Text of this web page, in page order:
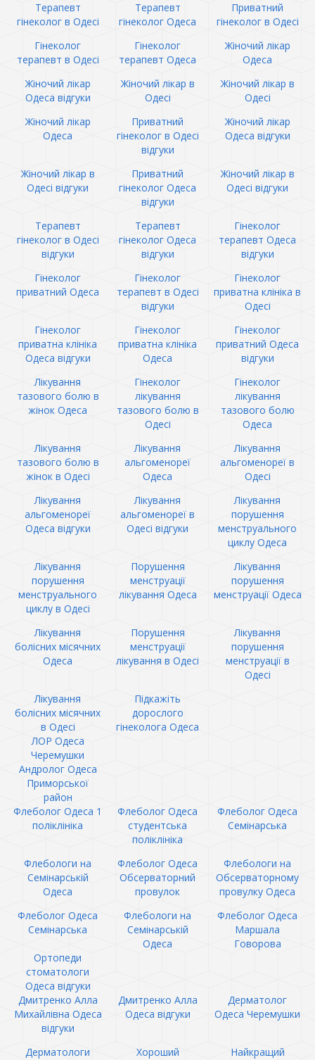
Терапевт
гінеколог в Одесі
Терапевт
гінеколог Одеса
Приватний
гінеколог в Одесі
Гінеколог
терапевт в Одесі
Гінеколог
терапевт Одеса
Жіночий лікар
Одеса
Жіночий лікар
Одеса відгуки
Жіночий лікар в
Одесі
Жіночий лікар в
Одесі
Жіночий лікар
Одеса
Приватний
гінеколог в Одесі
відгуки
Жіночий лікар
Одеса відгуки
Жіночий лікар в
Одесі відгуки
Приватний
гінеколог Одеса
відгуки
Жіночий лікар в
Одесі відгуки
Терапевт
гінеколог в Одесі
відгуки
Терапевт
гінеколог Одеса
відгуки
Гінеколог
терапевт Одеса
відгуки
Гінеколог
приватний Одеса
Гінеколог
терапевт в Одесі
відгуки
Гінеколог
приватна клініка в
Одесі
Гінеколог
приватна клініка
Одеса відгуки
Гінеколог
приватна клініка
Одеса
Гінеколог
приватний Одеса
відгуки
Лікування
тазового болю в
жінок Одеса
Гінеколог
лікування
тазового болю в
Одесі
Гінеколог
лікування
тазового болю
Одеса
Лікування
тазового болю в
жінок в Одесі
Лікування
альгоменореї
Одеса
Лікування
альгоменореї в
Одесі
Лікування
альгоменореї
Одеса відгуки
Лікування
альгоменореї в
Одесі відгуки
Лікування
порушення
менструального
циклу Одеса
Лікування
порушення
менструального
циклу в Одесі
Порушення
менструації
лікування Одеса
Лікування
порушення
менструації Одеса
Лікування
болісних місячних
Одеса
Порушення
менструації
лікування в Одесі
Лікування
порушення
менструації в
Одесі
Лікування
болісних місячних
в Одесі
Підкажіть
дорослого
гінеколога Одеса
ЛОР Одеса
Черемушки
Андролог Одеса
Приморської
район
Флеболог Одеса 1
поліклініка
Флеболог Одеса
студентська
поліклініка
Флеболог Одеса
Семінарська
Флебологи на
Семінарській
Одеса
Флеболог Одеса
Обсерваторний
провулок
Флебологи на
Обсерваторному
провулку Одеса
Флеболог Одеса
Семінарська
Флебологи на
Семінарській
Одеса
Флеболог Одеса
Маршала
Говорова
Ортопеди
стоматологи
Одеса відгуки
Дмитренко Алла
Михайлівна Одеса
відгуки
Дмитренко Алла
Одеса відгуки
Дерматолог
Одеса Черемушки
Дерматологи
Хороший
Найкращий